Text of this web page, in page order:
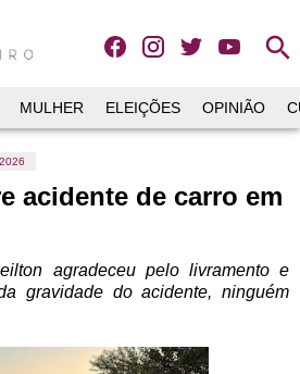
search
MULHER ELEIÇÕES OPINIÃO
acidente de carro em
agradeceu pelo livramento e
gravidade do acidente, ninguém